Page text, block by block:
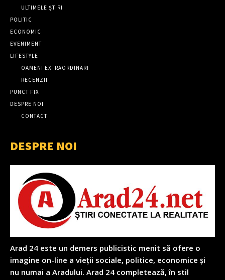
ULTIMELE ȘTIRI
POLITIC
ECONOMIC
EVENIMENT
LIFESTYLE
OAMENI EXTRAORDINARI
RECENZII
PUNCT FIX
DESPRE NOI
CONTACT
DESPRE NOI
Arad 24 este un demers publicistic menit să ofere o
imagine on-line a vieții sociale, politice, economice și
nu numai a Aradului. Arad 24 completează, în stil